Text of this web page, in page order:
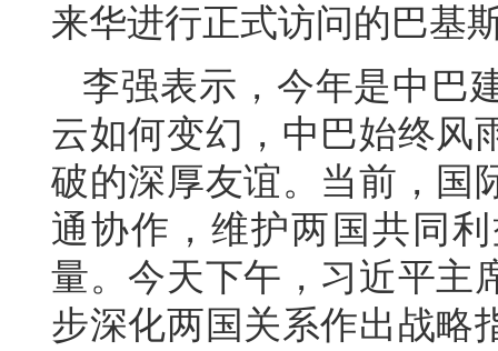
来华进行正式访问的巴基
李强表示，今年是中巴
云如何变幻，中巴始终风
破的深厚友谊。当前，国
通协作，维护两国共同
量。今天下午，习近平主
步深化两国关系作出战略